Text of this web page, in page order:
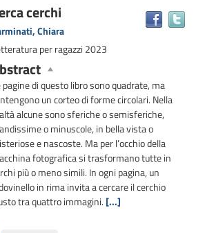
cerchi
Chiara
per ragazzi 2023
pagine di questo libro sono quadrate, ma
un corteo di forme circolari. Nella
alcune sono sferiche o semisferiche,
o minuscole, in bella vista o
e nascoste. Ma per l’occhio della
fotografica si trasformano tutte in
più o meno simili. In ogni pagina, un
in rima invita a cercare il cerchio
tra quattro immagini. [...]